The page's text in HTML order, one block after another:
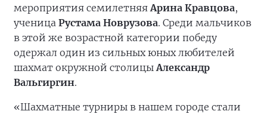
мероприятия семилетняяАрина Кравцова,
ученица Рустама Новрузова. Среди мальчиков
в этой же возрастной категории победу
одержал один из сильных юных любителей
шахмат окружной столицыАлександр
Вальгиргин.
«Шахматные турниры в нашем городе стали